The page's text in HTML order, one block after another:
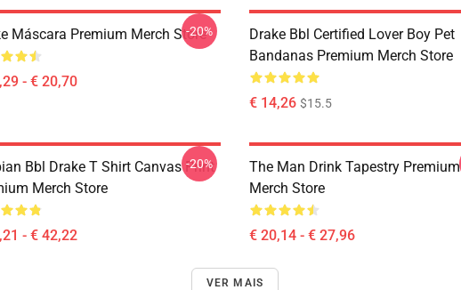
Máscara Premium Merch Store
- € 20,70
-20%
Drake Bbl Certified Lover Boy Pet
Bandanas Premium Merch Store
€ 14,26 $15.5
Bbl Drake T Shirt Canvas Print
Merch Store
- € 42,22
-20%
The Man Drink Tapestry Premium
Merch Store
€ 20,14 - € 27,96
VER MAIS